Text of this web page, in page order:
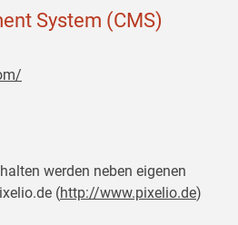
System (CMS)
werden neben eigenen
(http://www.pixelio.de)